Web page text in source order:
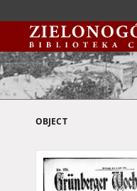
OBJECT